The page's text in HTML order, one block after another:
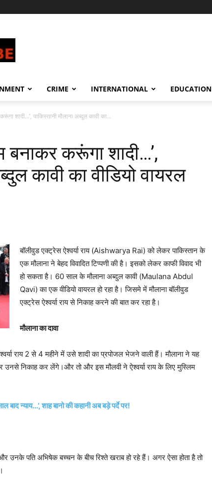
CRIME INTERNATIONAL EDUCATION
शादी…’, पाकिस्तानी मौलाना अब्दुल कावी का...
बनाकर करूंगा शादी…’,
कावी का वीडियो वायरल
बॉलीवुड एक्ट्रेस ऐश्वर्या राय (Aishwarya Rai) को लेकर पाकिस्तान के
एक मौलाना ने बेहद विवादित टिप्पणी की है। इसको लेकर काफी विवाद भी
हो सकता है। 60 साल के मौलाना अब्दुल कावी (Maulana Abdul
Qavi) का एक वीडियो वायरल हो रहा है। जिसमे में मौलाना बॉलीवुड
एक्ट्रेस ऐश्वर्या राय से निकाह करने की बात कर रहा है।
मौलाना का दावा
राय 2 से 4 महीने में उसे शादी का प्रपोजल भेजने वाली हैं। मौलाना ने यह
उनसे निकाह कर लेंगे।और तो और इस मौलवी ने ऐश्वर्या राय के लिए मुस्लिम
न्याय…’, शाह बानो की कहानी अब बड़े पर्दे पर!
और उनके पति अभिषेक बच्चन के बीच रिश्ते खराब हो रहे हैं। अगर ऐसा होता है तो